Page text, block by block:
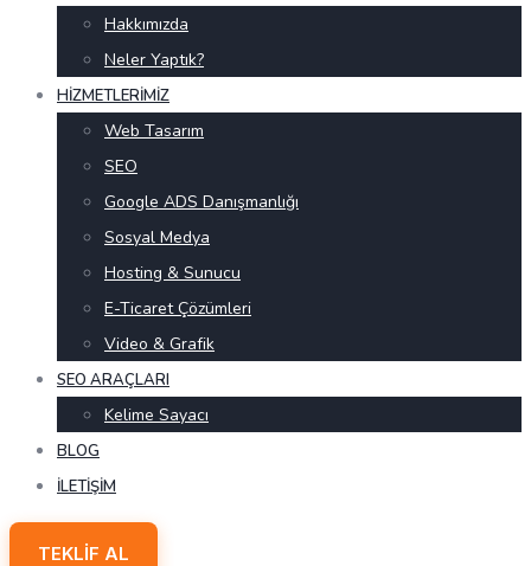
Hakkımızda
Neler Yaptık?
HIZMETLERIMIZ
Web Tasarım
SEO
Google ADS Danışmanlığı
Sosyal Medya
Hosting & Sunucu
E-Ticaret Çözümleri
Video & Grafik
SEO ARAÇLARI
Kelime Sayacı
BLOG
İLETIŞIM
TEKLIF AL